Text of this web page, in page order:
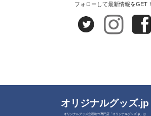
フォローして最新情報をGET！
オリジナルグッズ.jp
オリジナルグッズ企画制作専門店「オリジナルグッズ.jp」は